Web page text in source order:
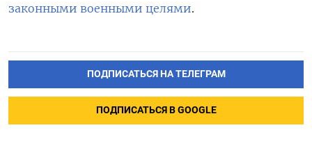
законными военными целями.
ПОДПИСАТЬСЯ НА ТЕЛЕГРАМ
ПОДПИСАТЬСЯ В GOOGLE